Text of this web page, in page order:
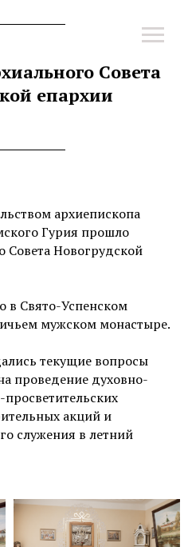
Совета
епархии
архиепископа
Гурия прошло
Совета Новогрудской
в Свято-Успенском
мужском монастыре.
текущие вопросы
проведение духовно-
акций и
служения в летний